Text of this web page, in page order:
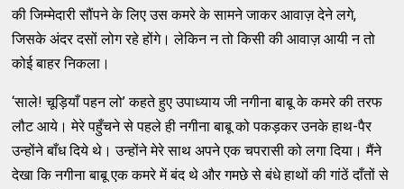
की जिम्मेदारी सौंपने के लिए उस कमरे के सामने जाकर आवाज़ देने लगे,
जिसके अंदर दसों लोग रहे होंगे। लेकिन न तो किसी की आवाज़ आयी न तो
कोई बाहर निकला।
‘साले! चूड़ियाँ पहन लो’ कहते हुए उपाध्याय जी नगीना बाबू के कमरे की तरफ
लौट आये। मेरे पहुँचने से पहले ही नगीना बाबू को पकड़कर उनके हाथ-पैर
उन्होंने बाँध दिये थे। उन्होंने मेरे साथ अपने एक चपरासी को लगा दिया। मैंने
देखा कि नगीना बाबू एक कमरे में बंद थे और गमछे से बंधे हाथों की गांठें दाँतों से